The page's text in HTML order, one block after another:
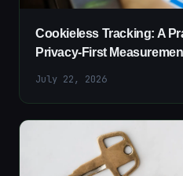
Cookieless Tracking: A
Privacy-First
July 22, 2026